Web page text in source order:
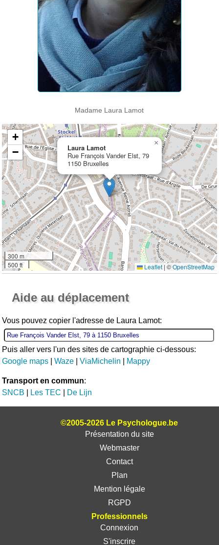
Madame Laura Lamot
Laura Lamot
Rue François Vander Elst, 79
1150 Bruxelles
×
+
−
300 m
500 ft
Leaflet |©OpenStreetMap
Aide au déplacement
Vous pouvez copier l'adresse de Laura Lamot:
Puis aller vers l'un des sites de cartographie ci-dessous:
Google maps |Waze |ViaMichelin Mappy
Transport en commun:
SNCB
Les TEC De Lijn
©2005-2026 Le Psychologue.be
Présentation du site
Webmaster
Contact
Plan
Mention légale
RGPD
Professionnels
Connexion
S'inscrire